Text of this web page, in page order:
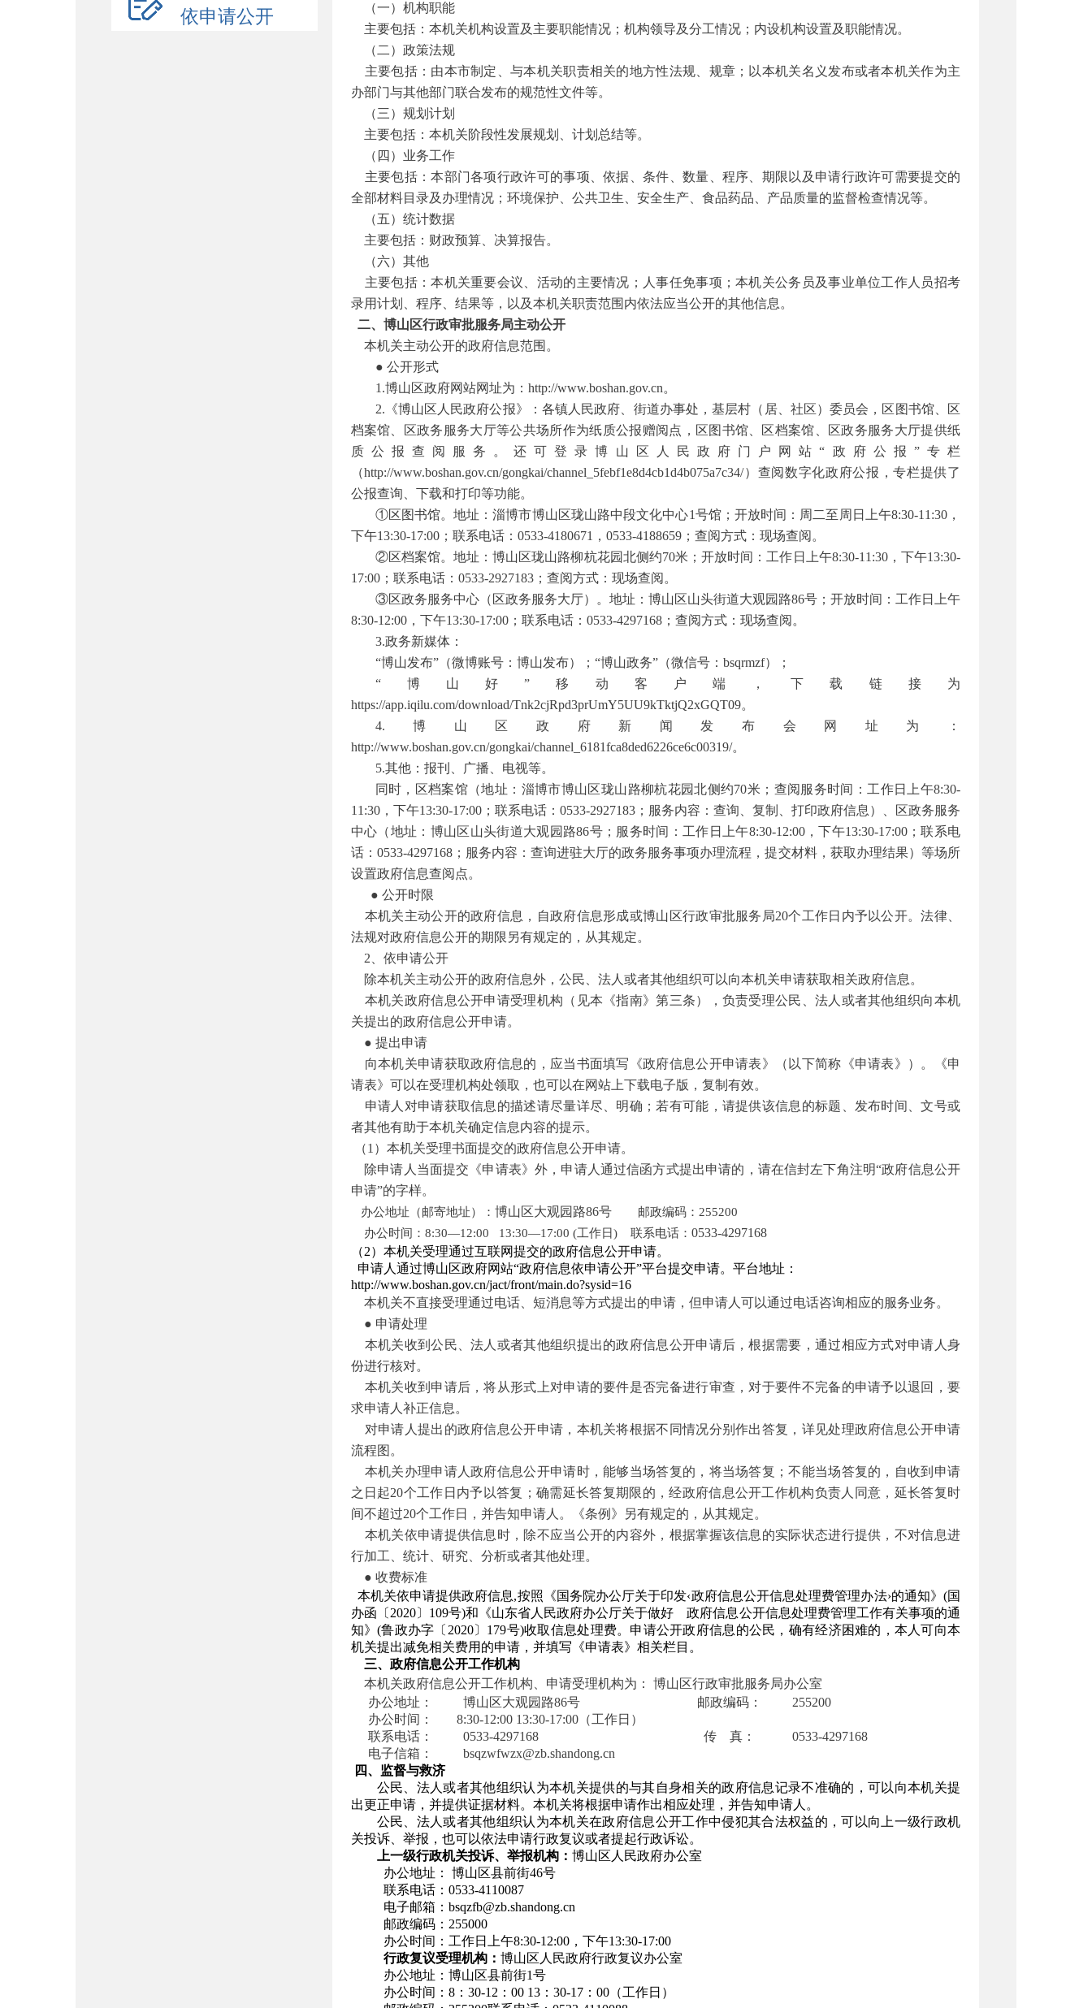
依申请公开
（一）机构职能
主要包括：本机关机构设置及主要职能情况；机构领导及分工情况；内设机构设置及职能情况。
（二）政策法规
主要包括：由本市制定、与本机关职责相关的地方性法规、规章；以本机关名义发布或者本机关作为主
办部门与其他部门联合发布的规范性文件等。
（三）规划计划
主要包括：本机关阶段性发展规划、计划总结等。
（四）业务工作
主要包括：本部门各项行政许可的事项、依据、条件、数量、程序、期限以及申请行政许可需要提交的
全部材料目录及办理情况；环境保护、公共卫生、安全生产、食品药品、产品质量的监督检查情况等。
（五）统计数据
主要包括：财政预算、决算报告。
（六）其他
主要包括：本机关重要会议、活动的主要情况；人事任免事项；本机关公务员及事业单位工作人员招考
录用计划、程序、结果等，以及本机关职责范围内依法应当公开的其他信息。
二、 博山区行政审批服务局主动公开
本机关主动公开的政府信息范围。
● 公开形式
1.博山区政府网站网址为：http://www.boshan.gov.cn。
2.《博山区人民政府公报》：各镇人民政府、街道办事处，基层村（居、社区）委员会，区图书馆、区
档案馆、区政务服务大厅等公共场所作为纸质公报赠阅点，区图书馆、区档案馆、区政务服务大厅提供纸
质公报查阅服务。还可登录博山区人民政府门户网站“政府公报”专栏
（http://www.boshan.gov.cn/gongkai/channel_5febf1e8d4cb1d4b075a7c34/）查阅数字化政府公报，专栏提供了
公报查询、下载和打印等功能。
①区图书馆。地址：淄博市博山区珑山路中段文化中心1号馆；开放时间：周二至周日上午8:30-11:30，
下午13:30-17:00；联系电话：0533-4180671，0533-4188659；查阅方式：现场查阅。
②区档案馆。地址：博山区珑山路柳杭花园北侧约70米；开放时间：工作日上午8:30-11:30，下午13:30-
17:00；联系电话：0533-2927183；查阅方式：现场查阅。
③区政务服务中心（区政务服务大厅）。地址：博山区山头街道大观园路86号；开放时间：工作日上午
8:30-12:00，下午13:30-17:00；联系电话：0533-4297168；查阅方式：现场查阅。
3.政务新媒体：
“博山发布”（微博账号：博山发布）；“博山政务”（微信号：bsqrmzf）；
“博山好”移动客户端，下载链接为
https://app.iqilu.com/download/Tnk2cjRpd3prUmY5UU9kTktjQ2xGQT09。
4.博山区政府新闻发布会网址为：
http://www.boshan.gov.cn/gongkai/channel_6181fca8ded6226ce6c00319/。
5.其他：报刊、广播、电视等。
同时，区档案馆（地址：淄博市博山区珑山路柳杭花园北侧约70米；查阅服务时间：工作日上午8:30-
11:30，下午13:30-17:00；联系电话：0533-2927183；服务内容：查询、复制、打印政府信息）、区政务服务
中心（地址：博山区山头街道大观园路86号；服务时间：工作日上午8:30-12:00，下午13:30-17:00；联系电
话：0533-4297168；服务内容：查询进驻大厅的政务服务事项办理流程，提交材料，获取办理结果）等场所
设置政府信息查阅点。
● 公开时限
本机关主动公开的政府信息，自政府信息形成或博山区行政审批服务局20个工作日内予以公开。法律、
法规对政府信息公开的期限另有规定的，从其规定。
2、依申请公开
除本机关主动公开的政府信息外，公民、法人或者其他组织可以向本机关申请获取相关政府信息。
本机关政府信息公开申请受理机构（见本《指南》第三条），负责受理公民、法人或者其他组织向本机
关提出的政府信息公开申请。
● 提出申请
向本机关申请获取政府信息的，应当书面填写《政府信息公开申请表》（以下简称《申请表》）。《申
请表》可以在受理机构处领取，也可以在网站上下载电子版，复制有效。
申请人对申请获取信息的描述请尽量详尽、明确；若有可能，请提供该信息的标题、发布时间、文号或
者其他有助于本机关确定信息内容的提示。
（1）本机关受理书面提交的政府信息公开申请。
除申请人当面提交《申请表》外，申请人通过信函方式提出申请的，请在信封左下角注明“政府信息公开
申请”的字样。
办公地址（邮寄地址）： 博山区大观园路86号邮政编码：255200
办公时间：8:30—12:00 13:30—17:00 (工作日) 联系电话： 0533-4297168
（2）本机关受理通过互联网提交的政府信息公开申请。
申请人通过博山区政府网站“政府信息依申请公开”平台提交申请。平台地址：
http://www.boshan.gov.cn/jact/front/main.do?sysid=16
本机关不直接受理通过电话、短消息等方式提出的申请，但申请人可以通过电话咨询相应的服务业务。
● 申请处理
本机关收到公民、法人或者其他组织提出的政府信息公开申请后，根据需要，通过相应方式对申请人身
份进行核对。
本机关收到申请后，将从形式上对申请的要件是否完备进行审查，对于要件不完备的申请予以退回，要
求申请人补正信息。
对申请人提出的政府信息公开申请，本机关将根据不同情况分别作出答复，详见处理政府信息公开申请
流程图。
本机关办理申请人政府信息公开申请时，能够当场答复的，将当场答复；不能当场答复的，自收到申请
之日起20个工作日内予以答复；确需延长答复期限的，经政府信息公开工作机构负责人同意，延长答复时
间不超过20个工作日，并告知申请人。《条例》另有规定的，从其规定。
本机关依申请提供信息时，除不应当公开的内容外，根据掌握该信息的实际状态进行提供，不对信息进
行加工、统计、研究、分析或者其他处理。
● 收费标准
本机关依申请提供政府信息,按照《国务院办公厅关于印发‹政府信息公开信息处理费管理办法›的通知》 (国
办函〔2020〕109号)和《山东省人民政府办公厅关于做好 政府信息公开信息处理费管理工作有关事项的通
知》(鲁政办字〔2020〕179号)收取信息处理费。 申请公开政府信息的公民，确有经济困难的，本人可向本
机关提出减免相关费用的申请，并填写《申请表》相关栏目。
三、政府信息公开工作机构
本机关政府信息公开工作机构、申请受理机构为：
博山区行政审批服务局办公室
办公地址：
博山区大观园路86号 邮政编码：
255200
办公时间：
8:30-12:00 13:30-17:00（工作日）
联系电话：
0533-4297168 传 真：
0533-4297168
电子信箱：
bsqzwfwzx@zb.shandong.cn
四、监督与救济
公民、法人或者其他组织认为本机关提供的与其自身相关的政府信息记录不准确的，可以向本机关提
出更正申请，并提供证据材料。本机关将根据申请作出相应处理，并告知申请人。
公民、法人或者其他组织认为本机关在政府信息公开工作中侵犯其合法权益的，可以向上一级行政机
关投诉、举报，也可以依法申请行政复议或者提起行政诉讼。
上一级行政机关投诉、举报机构： 博山区人民政府办公室
办公地址： 博山区县前街46号
联系电话：0533-4110087
电子邮箱：bsqzfb@zb.shandong.cn
邮政编码：255000
办公时间：工作日上午8:30-12:00，下午13:30-17:00
行政复议受理机构： 博山区人民政府行政复议办公室
办公地址：博山区县前街1号
办公时间：8：30-12：00 13：30-17：00（工作日）